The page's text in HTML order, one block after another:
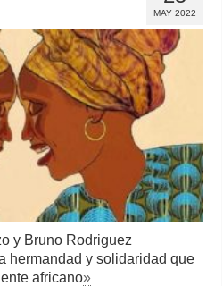
MAY 2022
y Bruno Rodriguez
hermandad y solidaridad que
africano»